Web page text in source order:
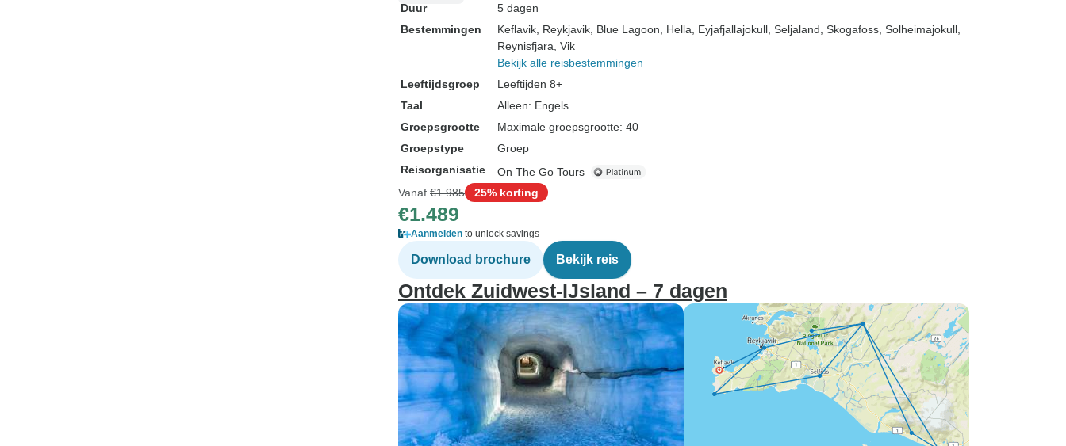
Duur
5 dagen
Bestemmingen
Keflavik , Reykjavik , Blue Lagoon , Hella , Eyjafjallajokull , Seljaland , Skogafoss , Solheimajokull
Reynisfjara , Vik
Bekijk alle reisbestemmingen
Leeftijdsgroep
Leeftijden 8+
Taal
Alleen: Engels
Groepsgrootte
Maximale groepsgrootte: 40
Groepstype
Groep
Reisorganisatie
On The Go Tours
Vanaf €1.985 25% korting
€1.489
Aanmelden to unlock savings
Download brochure Bekijk reis
Ontdek Zuidwest-IJsland – 7 dagen